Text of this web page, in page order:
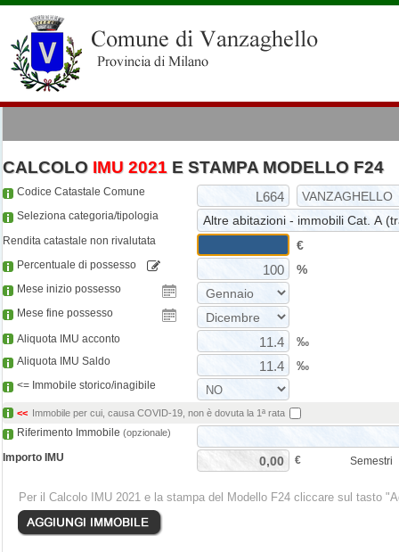
CALCOLO IMU 2021E STAMPA MODELLO F24
Codice Catastale Comune
Seleziona categoria/tipologia
Rendita catastale non rivalutata
€
Percentuale di possesso %
Mese inizio possesso
Mese fine possesso
Aliquota IMU acconto ‰
Aliquota IMU Saldo ‰
<= Immobile storico/inagibile
<< Immobile per cui, causa COVID-19, non è dovuta la 1ª rata
Riferimento Immobile (opzionale)
Importo IMU € Semestri
Per il Calcolo IMU 2021 e la stampa del Modello F24 cliccare sul tasto